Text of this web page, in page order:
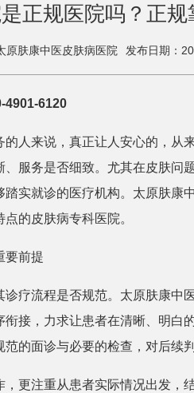
正规医院吗？正规
原肤康中医皮肤病医院 发布日期：
4901-6120
人来说，真正让人安心的，从
服务是否细致。尤其在皮肤问
实就诊的医疗机构。太原肤康
的皮肤病专科医院。
要前提
疗流程是否规范。太原肤康中
接，力求让患者在清晰、明白
的面诊与必要的检查，对后续
更注重从患者实际情况出发，